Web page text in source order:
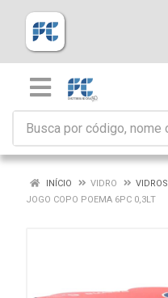
INÍCIO VIDRO
VIDROS
JOGO COPO POEMA 6PC 0,3LT